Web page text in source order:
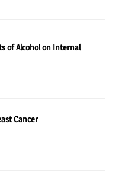
of Alcohol on Internal
Cancer